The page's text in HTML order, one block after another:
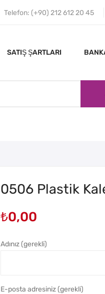
Telefon: (+90) 212 612 20 45
SATIŞ ŞARTLARI
0506 Plastik
₺0,00
Adınız (gerekli)
E-posta adresiniz (gerekli)